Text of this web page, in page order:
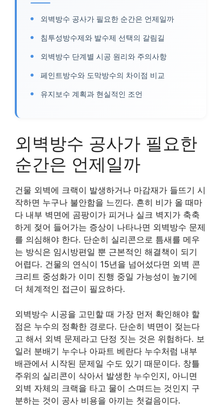
외벽방수 공사가 필요한 순간은 언제일까
침투성방수제와 발수제 선택의 갈림길
외벽방수 단계별 시공 원리와 주의사항
페인트방수와 도막방수의 차이점 비교
유지보수 계획과 현실적인 조언
외벽방수 공사가 필요한
순간은 언제일까
건물 외벽에 크랙이 발생하거나 마감재가 들뜨기 시
작하면 누구나 불안함을 느낀다. 흔히 비가 올 때마
다 내부 벽면에 곰팡이가 피거나 실크 벽지가 축축
하게 젖어 들어가는 증상이 나타나면 외벽방수 문제
를 의심해야 한다. 단순히 실리콘으로 틈새를 메우
는 방식은 임시방편일 뿐 근본적인 해결책이 되기
어렵다. 건물의 연식이 15년을 넘어섰다면 외벽 콘
크리트 중성화가 이미 진행 중일 가능성이 높기에
더 체계적인 접근이 필요하다.
외벽방수 시공을 고민할 때 가장 먼저 확인해야 할
점은 누수의 정확한 경로다. 단순히 벽면이 젖는다
고 해서 외벽 문제라고 단정 짓는 것은 위험하다. 보
일러 분배기 누수나 아파트 베란다 누수처럼 내부
배관에서 시작된 문제일 수도 있기 때문이다. 창틀
주위의 실리콘이 삭아서 발생한 누수인지, 아니면
외벽 자체의 크랙을 타고 물이 스며드는 것인지 구
분하는 것이 공사 비용을 아끼는 첫걸음이다.